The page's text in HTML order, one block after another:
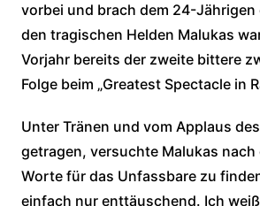
vorbei und brach dem 24-Jährigen
den tragischen Helden Malukas
Vorjahr bereits der zweite bittere
Folge beim „Greatest Spectacle in
Unter Tränen und vom Applaus
getragen, versuchte Malukas nach
Worte für das Unfassbare zu
einfach nur enttäuschend. Ich